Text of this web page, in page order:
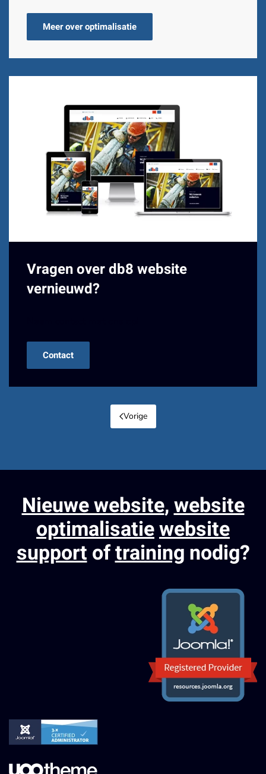
Meer over optimalisatie
Vragen over db8 website
vernieuwd?
Contact
Vorige
Nieuwe website,website
optimalisatiewebsite
supportoftraining nodig?